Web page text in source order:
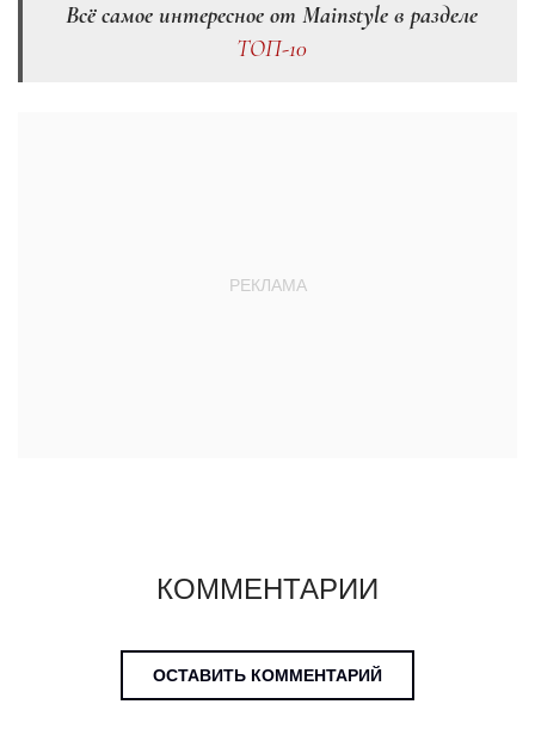
Всё самое интересное от Mainstyle в разделе
ТОП-10
КОММЕНТАРИИ
ОСТАВИТЬ КОММЕНТАРИЙ